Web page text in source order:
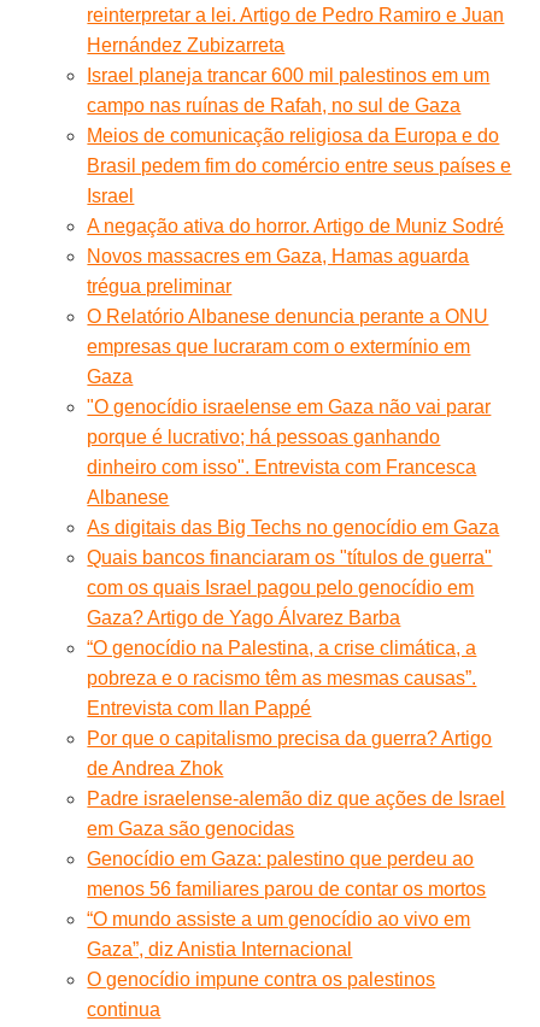
reinterpretar a lei. Artigo de Pedro Ramiro e Juan
Hernández Zubizarreta
Israel planeja trancar 600 mil palestinos em um
campo nas ruínas de Rafah, no sul de Gaza
Meios de comunicação religiosa da Europa e do
Brasil pedem fim do comércio entre seus países e
Israel
A negação ativa do horror. Artigo de Muniz Sodré
Novos massacres em Gaza, Hamas aguarda
trégua preliminar
O Relatório Albanese denuncia perante a ONU
empresas que lucraram com o extermínio em
Gaza
"O genocídio israelense em Gaza não vai parar
porque é lucrativo; há pessoas ganhando
dinheiro com isso". Entrevista com Francesca
Albanese
As digitais das Big Techs no genocídio em Gaza
Quais bancos financiaram os "títulos de guerra"
com os quais Israel pagou pelo genocídio em
Gaza? Artigo de Yago Álvarez Barba
“O genocídio na Palestina, a crise climática, a
pobreza e o racismo têm as mesmas causas”.
Entrevista com Ilan Pappé
Por que o capitalismo precisa da guerra? Artigo
de Andrea Zhok
Padre israelense-alemão diz que ações de Israel
em Gaza são genocidas
Genocídio em Gaza: palestino que perdeu ao
menos 56 familiares parou de contar os mortos
“O mundo assiste a um genocídio ao vivo em
Gaza”, diz Anistia Internacional
O genocídio impune contra os palestinos
continua